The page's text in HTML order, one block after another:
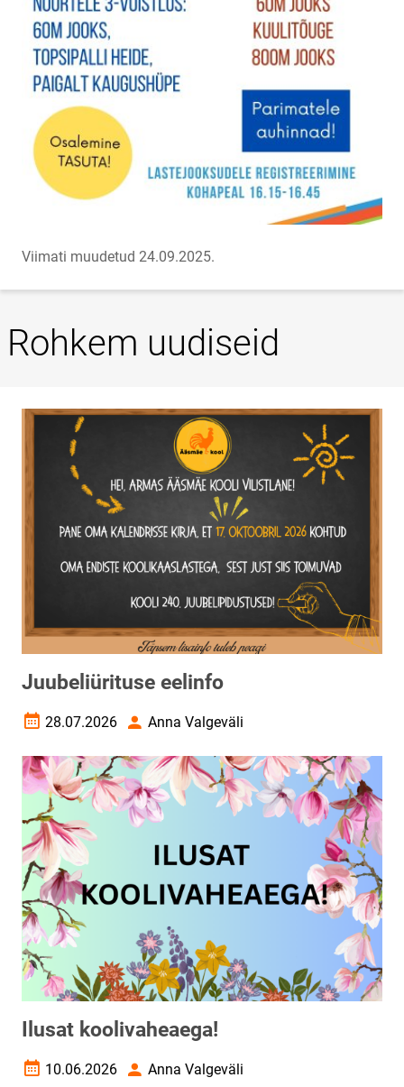
Viimati muudetud 24.09.2025.
Rohkem uudiseid
Juubeliürituse eelinfo
Loomise kuupäev
28.07.2026 AutorAnna Valgeväli
Ilusat koolivaheaega!
Loomise kuupäev
10.06.2026 AutorAnna Valgeväli